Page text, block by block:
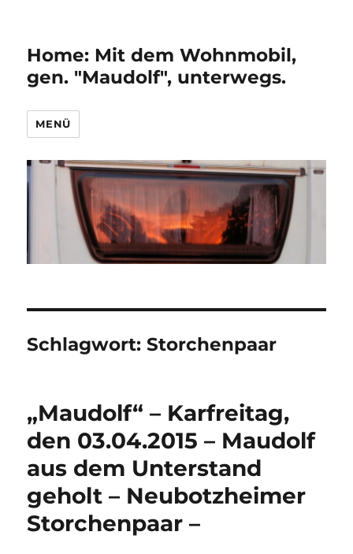
Home: Mit dem Wohnmobil,
gen. "Maudolf", unterwegs.
MENÜ
Schlagwort:Storchenpaar
„Maudolf“ – Karfreitag,
den 03.04.2015 – Maudolf
aus dem Unterstand
geholt – Neubotzheimer
Storchenpaar –